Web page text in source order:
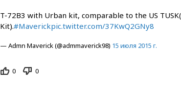
T-72B3 with Urban kit, comparable to the US
Kit).#Maverickpic.twitter.com/37KwQ2GNy8
— Admn Maverick (@admmaverick98) 15 июля 2015 г.
0 0